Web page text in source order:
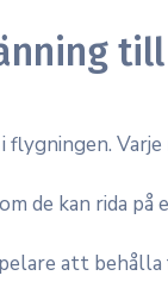
de kan rida på
att behålla